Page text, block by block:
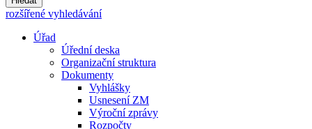
rozšířené vyhledávání
Úřad
Úřední deska
Organizační struktura
Dokumenty
Vyhlášky
Usnesení ZM
Výroční zprávy
Rozpočty